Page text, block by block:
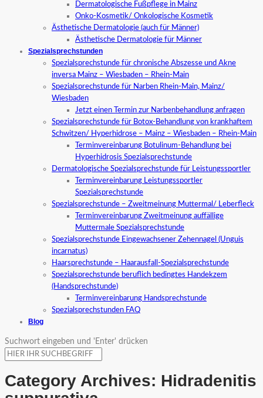
Dermatologische Fußpflege in Mainz
Onko-Kosmetik/ Onkologische Kosmetik
Ästhetische Dermatologie (auch für Männer)
Ästhetische Dermatologie für Männer
Spezialsprechstunden
Spezialsprechstunde für chronische Abszesse und Akne
inversa Mainz – Wiesbaden – Rhein-Main
Spezialsprechstunde für Narben Rhein-Main, Mainz/
Wiesbaden
Jetzt einen Termin zur Narbenbehandlung anfragen
Spezialsprechstunde für Botox-Behandlung von krankhaftem
Schwitzen/ Hyperhidrose – Mainz – Wiesbaden – Rhein-Main
Terminvereinbarung Botulinum-Behandlung bei
Hyperhidrosis Spezialsprechstunde
Dermatologische Spezialsprechstunde für Leistungssportler
Terminvereinbarung Leistungssportler
Spezialsprechstunde
Spezialsprechstunde – Zweitmeinung Muttermal/ Leberfleck
Terminvereinbarung Zweitmeinung auffällige
Muttermale Spezialsprechstunde
Spezialsprechstunde Eingewachsener Zehennagel (Unguis
incarnatus)
Haarsprechstunde – Haarausfall-Spezialsprechstunde
Spezialsprechstunde beruflich bedingtes Handekzem
(Handsprechstunde)
Terminvereinbarung Handsprechstunde
Spezialsprechstunden FAQ
Blog
Suchwort eingeben und 'Enter' drücken
Category Archives: Hidradenitis